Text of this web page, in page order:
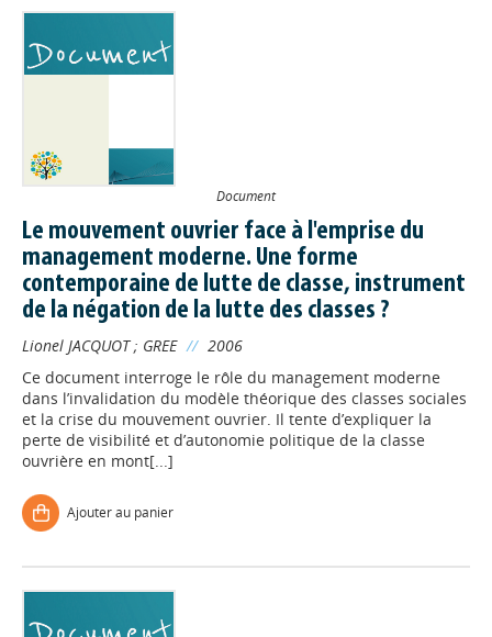
Document
Le mouvement ouvrier face à l'emprise du
management moderne. Une forme
contemporaine de lutte de classe, instrument
de la négation de la lutte des classes ?
Lionel JACQUOT; GREE // 2006
Ce document interroge le rôle du management moderne
dans l’invalidation du modèle théorique des classes sociales
et la crise du mouvement ouvrier. Il tente d’expliquer la
perte de visibilité et d’autonomie politique de la classe
ouvrière en mont[...]
Ajouter au panier